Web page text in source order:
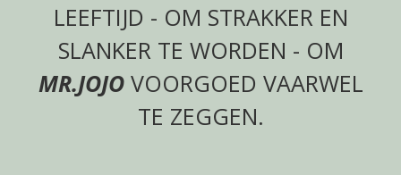
LEEFTIJD - OM STRAKKER EN
SLANKER TE WORDEN - OM
MR.JOJOVOORGOED VAARWEL
TE ZEGGEN.